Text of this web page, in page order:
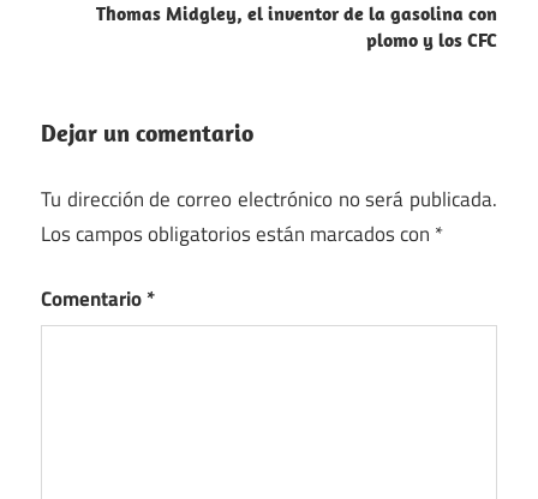
Thomas Midgley, el inventor de la gasolina con
plomo y los CFC
Dejar un comentario
Tu dirección de correo electrónico no será publicada.
Los campos obligatorios están marcados con *
Comentario*